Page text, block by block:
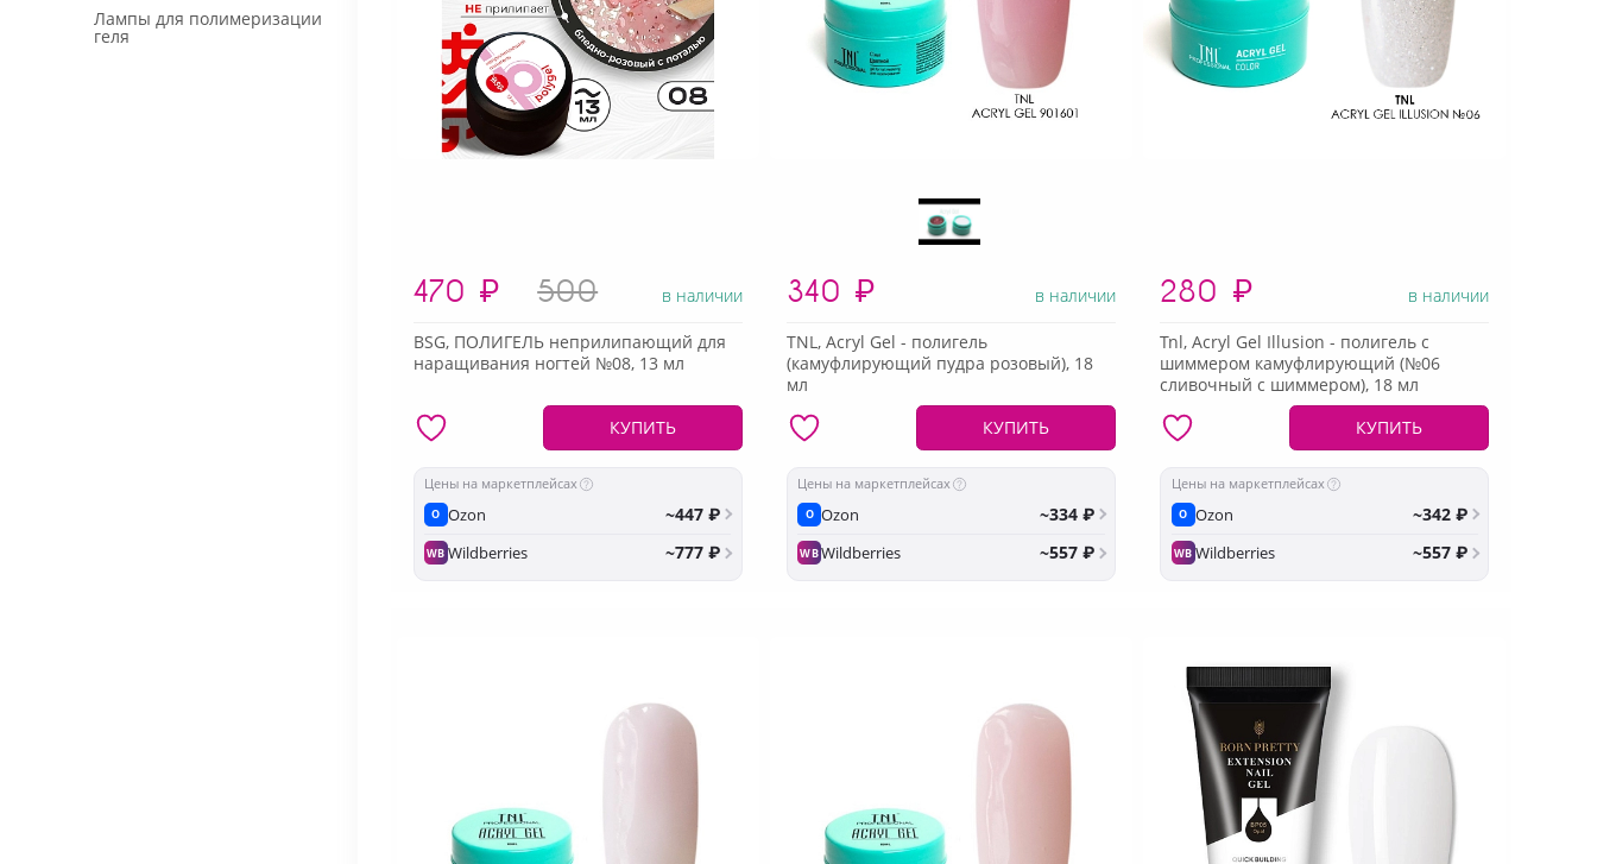
Лампы для полимеризации
геля
470 ₽ 500 в наличии
BSG, ПОЛИГЕЛЬ неприлипающий для
наращивания ногтей №08, 13 мл
КУПИТЬ
Цены на маркетплейсах
O Ozon ~447 ₽
WB Wildberries ~777 ₽
340 ₽ в наличии
TNL, Acryl Gel - полигель
(камуфлирующий пудра розовый), 18
мл
КУПИТЬ
Цены на маркетплейсах
O Ozon ~334 ₽
WBWildberries ~557 ₽
280 ₽ в наличии
Tnl, Acryl Gel Illusion - полигель с
шиммером камуфлирующий (№06
сливочный с шиммером), 18 мл
КУПИТЬ
Цены на маркетплейсах
O Ozon ~342 ₽
WB Wildberries ~557 ₽